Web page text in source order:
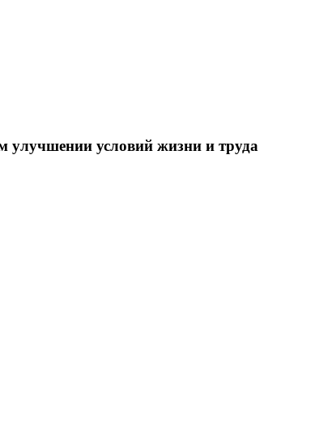
улучшении условий жизни и труда